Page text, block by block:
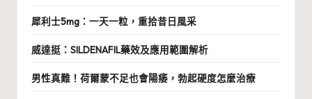
犀利士5mg：一天一粒，重拾昔日風采
威達挺：SILDENAFIL藥效及應用範圍解析
男性真難！荷爾蒙不足也會陽痿，勃起硬度怎麼治療